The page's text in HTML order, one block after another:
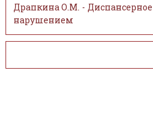
Драпкина О.М. -
нарушением